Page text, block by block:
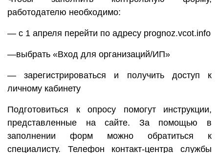
работодателю необходимо:
— с 1 апреля перейти по адресу prognoz.vcot.info
—выбрать «Вход для организаций/ИП»
— зарегистрироваться и получить доступ к
личному кабинету
Подготовиться к опросу помогут инструкции,
представленные на сайте. За помощью в
заполнении форм можно обратиться к
специалисту. Телефон контакт-центра службы